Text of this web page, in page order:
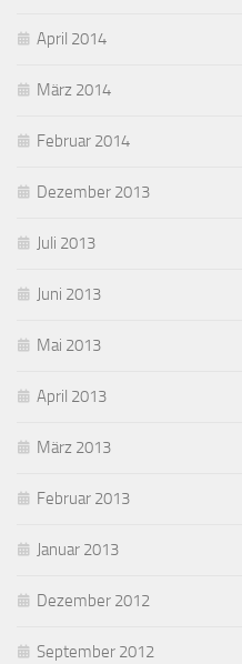
April 2014
März 2014
Februar 2014
Dezember 2013
Juli 2013
Juni 2013
Mai 2013
April 2013
März 2013
Februar 2013
Januar 2013
Dezember 2012
September 2012